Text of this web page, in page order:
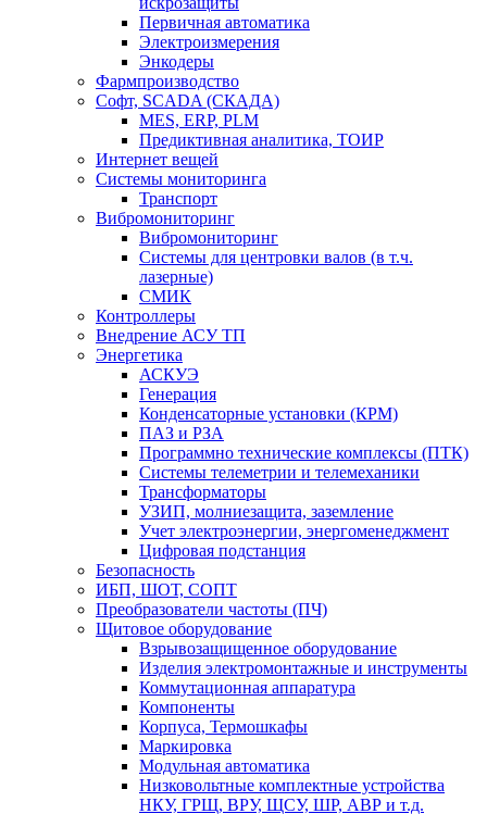
Первичная автоматика
Электроизмерения
Энкодеры
Фармпроизводство
Софт, SCADA (СКАДА)
MES, ERP, PLM
Предиктивная аналитика, ТОИР
Интернет вещей
Системы мониторинга
Транспорт
Вибромониторинг
Вибромониторинг
Системы для центровки валов (в т.ч.
лазерные)
СМИК
Контроллеры
Внедрение АСУ ТП
Энергетика
АСКУЭ
Генерация
Конденсаторные установки (КРМ)
ПАЗ и РЗА
Программно технические комплексы (ПТК)
Системы телеметрии и телемеханики
Трансформаторы
УЗИП, молниезащита, заземление
Учет электроэнергии, энергоменеджмент
Цифровая подстанция
Безопасность
ИБП, ШОТ, СОПТ
Преобразователи частоты (ПЧ)
Щитовое оборудование
Взрывозащищенное оборудование
Изделия электромонтажные и инструменты
Коммутационная аппаратура
Компоненты
Корпуса, Термошкафы
Маркировка
Модульная автоматика
Низковольтные комплектные устройства
НКУ, ГРЩ, ВРУ, ЩСУ, ШР, АВР и т.д.